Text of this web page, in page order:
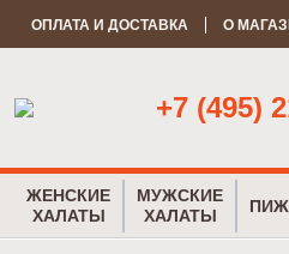
ОПЛАТА И ДОСТАВКА О
+7 (495)
ЖЕНСКИЕ
ХАЛАТЫ
МУЖСКИЕ
ХАЛАТЫ